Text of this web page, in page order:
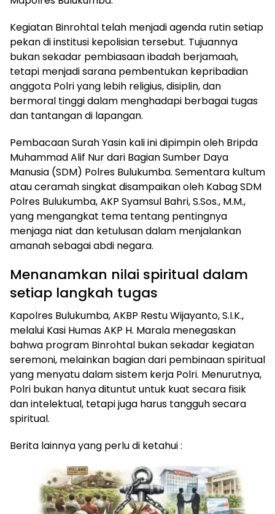
Kegiatan Binrohtal telah menjadi agenda rutin setiap
pekan di institusi kepolisian tersebut. Tujuannya
bukan sekadar pembiasaan ibadah berjamaah,
tetapi menjadi sarana pembentukan kepribadian
anggota Polri yang lebih religius, disiplin, dan
bermoral tinggi dalam menghadapi berbagai tugas
dan tantangan di lapangan.
Pembacaan Surah Yasin kali ini dipimpin oleh Bripda
Muhammad Alif Nur dari Bagian Sumber Daya
Manusia (SDM) Polres Bulukumba. Sementara kultum
atau ceramah singkat disampaikan oleh Kabag SDM
Polres Bulukumba, AKP Syamsul Bahri, S.Sos., M.M.,
yang mengangkat tema tentang pentingnya
menjaga niat dan ketulusan dalam menjalankan
amanah sebagai abdi negara.
Menanamkan nilai spiritual dalam
setiap langkah tugas
Kapolres Bulukumba, AKBP Restu Wijayanto, S.I.K.,
melalui Kasi Humas AKP H. Marala menegaskan
bahwa program Binrohtal bukan sekadar kegiatan
seremoni, melainkan bagian dari pembinaan spiritual
yang menyatu dalam sistem kerja Polri. Menurutnya,
Polri bukan hanya dituntut untuk kuat secara fisik
dan intelektual, tetapi juga harus tangguh secara
spiritual.
Berita lainnya yang perlu di ketahui :